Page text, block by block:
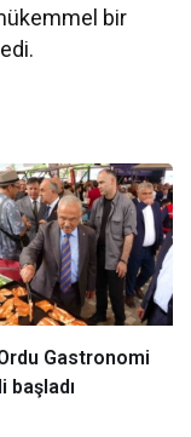
bir
Gastronomi
başladı